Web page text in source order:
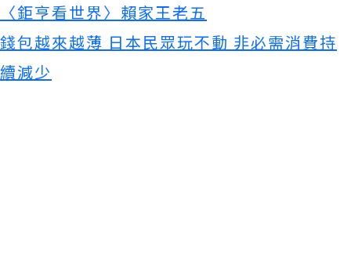
〈鉅亨看世界〉賴家王老五
錢包越來越薄 日本民眾玩不動 非必需消費持
續減少